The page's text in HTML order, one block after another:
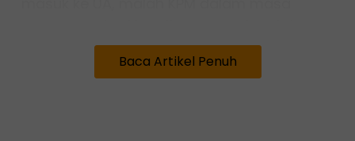
terus menambah baik berdasarkan
pandangan serta cadangan yang diterima
Baca Artikel Penuh